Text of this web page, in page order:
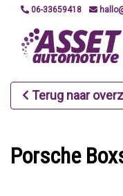
06-33659418
Terug naar
Porsche